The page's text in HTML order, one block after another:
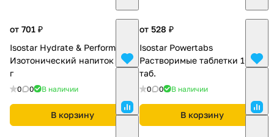
от 701 ₽
Isostar Hydrate & Perform
Изотонический напиток 400
г
0 0 В наличии
В корзину
от 528 ₽
Isostar Powertabs
Растворимые таблетки 10
таб.
0 0 В наличии
В корзину